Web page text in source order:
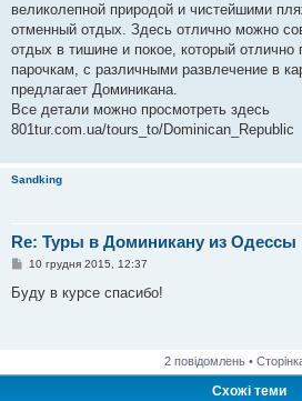
л
е
н
я
великолепной природой и чистейшими
отменный отдых. Здесь отлично можно
отдых в тишине и покое, который
парочкам, с различными развлечение в
предлагает Доминикана.
Все детали можно просмотреть здесь
801tur.com.ua/tours_to/Dominican_Republic
Sandking
Re: Туры в Доминикану из Одессы
П
в
і
10 грудня 2015, 12:37
Буду в курсе спасибо!
2 повідомлень •
Схожі теми